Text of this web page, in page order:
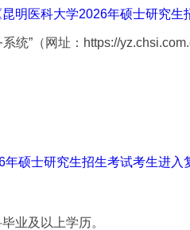
昆明医科大学2026年硕士研究
统” （网址： https://
年硕士研究生招生考试考生进入
业及以上学历。